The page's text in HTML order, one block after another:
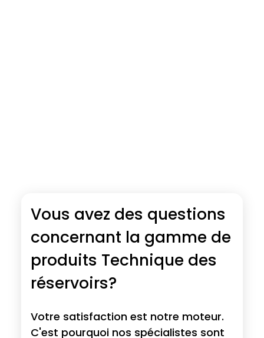
Vous avez des questions
concernant la gamme de
produits Technique des
réservoirs?
Votre satisfaction est notre moteur.
C'est pourquoi nos spécialistes sont